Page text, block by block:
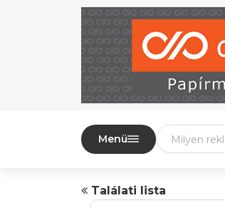
Menü
Találati lista